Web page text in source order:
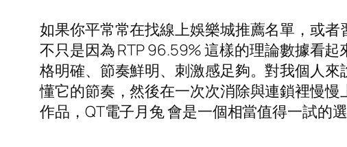
如果你平常常在找線上娛樂城推薦名單，或者
不只是因為 RTP 96.59% 這樣的理論數據看
格明確、節奏鮮明、刺激感足夠。對我個人
懂它的節奏，然後在一次次消除與連鎖裡慢
作品，QT電子月兔 會是一個相當值得一試的選